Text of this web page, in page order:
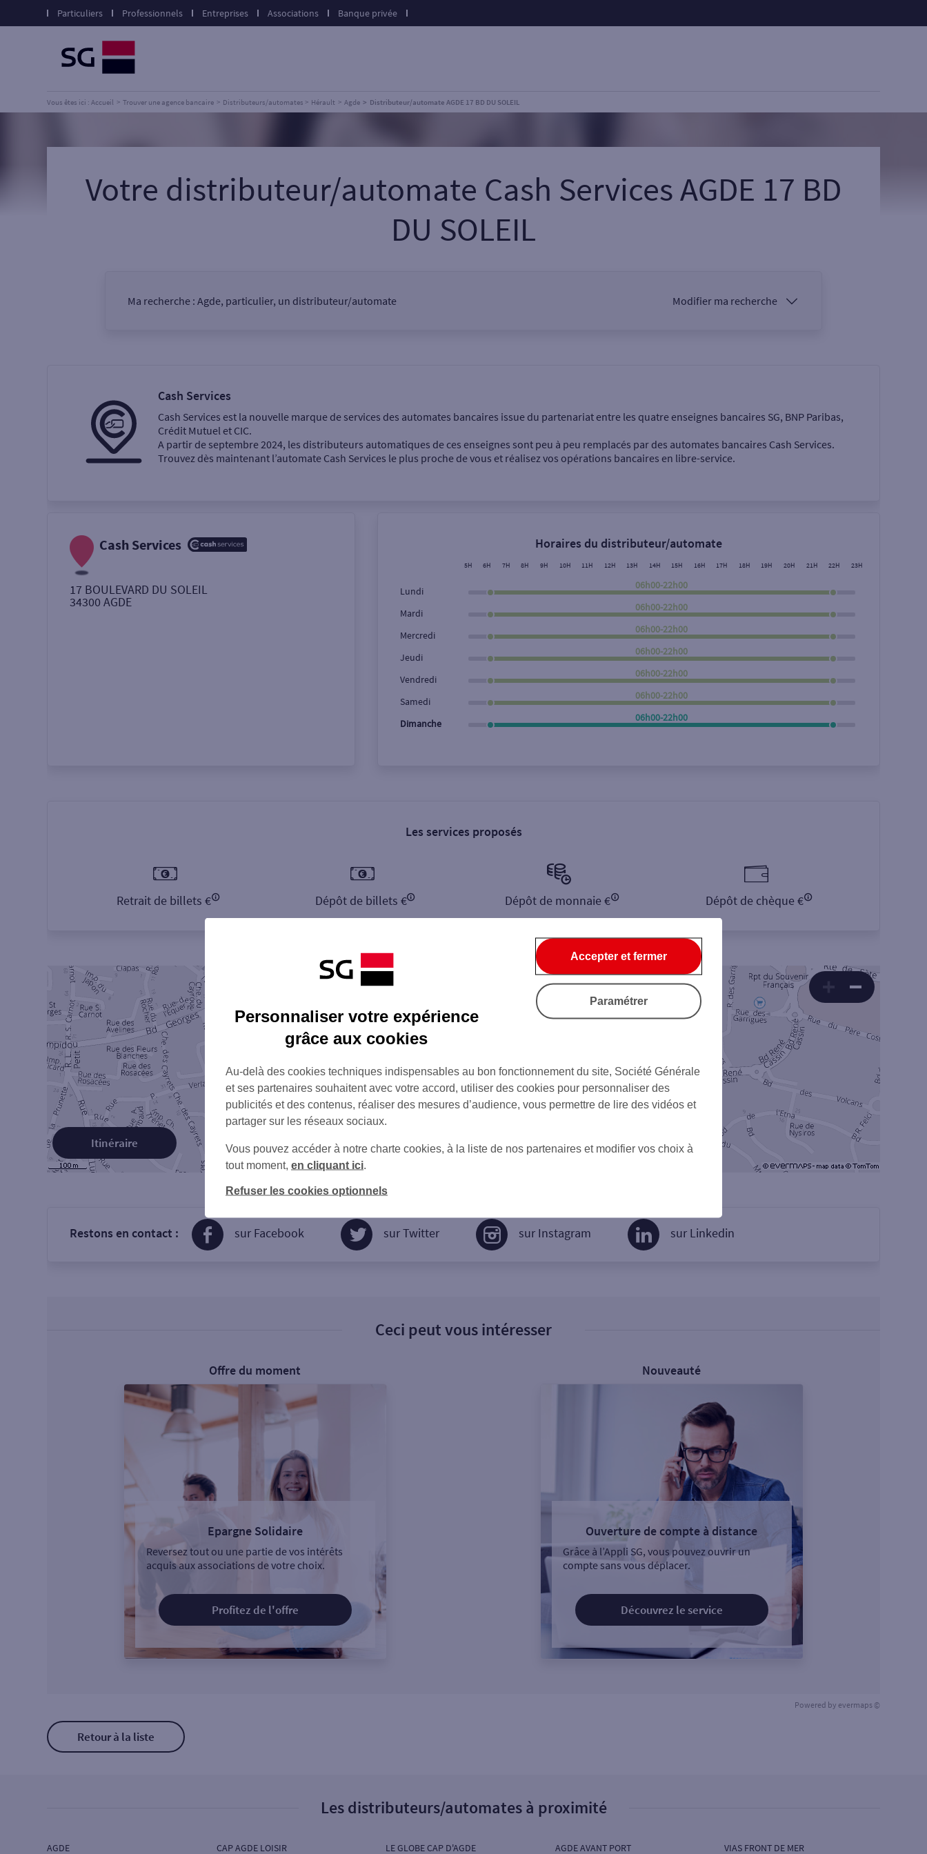
Particuliers Professionnels Entreprises Associations Banque privée
Vous êtes ici : Accueil Trouver une agence bancaire Distributeurs/automates Hérault Agde Distributeur/automate AGDE 17 BD DU SOLEIL
Votre distributeur/automate Cash Services AGDE 17 BD
DU SOLEIL
Ma recherche : Agde, particulier, un distributeur/automate Modifier ma recherche
Ma recherche
Retrait de billets €
Retrait de monnaie €
Rue Rechercher
Cash Services
Cash Services est la nouvelle marque de services des automates bancaires issue du partenariat entre les quatre enseignes bancaires SG, BNP Paribas,
Crédit Mutuel et CIC.
A partir de septembre 2024, les distributeurs automatiques de ces enseignes sont peu à peu remplacés par des automates bancaires Cash Services.
Trouvez dès maintenant l’automate Cash Services le plus proche de vous et réalisez vos opérations bancaires en libre-service.
Cash Services
17 BOULEVARD DU SOLEIL
34300 AGDE
Horaires du distributeur/automate
5H 6H 7H 8H 9H 10H 11H 12H 13H 14H 15H 16H 17H 18H 19H 20H 21H 22H 23H
Lundi
06h00-22h00
Mardi
06h00-22h00
Mercredi
06h00-22h00
Jeudi
06h00-22h00
Vendredi
06h00-22h00
Samedi
06h00-22h00
Dimanche
06h00-22h00
Les services proposés
Retrait de billets € Dépôt de billets € Dépôt de monnaie € Dépôt de chèque €
Itinéraire
Restons en contact : sur Facebook sur Twitter sur Instagram sur Linkedin
Ceci peut vous intéresser
Offre du moment
Epargne Solidaire
Reversez tout ou une partie de vos intérêts
acquis aux associations de votre choix.
Profitez de l'offre
Nouveauté
Ouverture de compte à distance
Grâce à l’Appli SG, vous pouvez ouvrir un
compte sans vous déplacer.
Découvrez le service
Powered by evermaps ©
Retour à la liste
Les distributeurs/automates à proximité
AGDE CAP AGDE LOISIR LE GLOBE CAP D'AGDE AGDE AVANT PORT VIAS FRONT DE MER
Personnaliser votre expérience
grâce aux cookies
Au-delà des cookies techniques indispensables au bon fonctionnement du site, Société Générale
et ses partenaires souhaitent avec votre accord, utiliser des cookies pour personnaliser des
publicités et des contenus, réaliser des mesures d’audience, vous permettre de lire des vidéos et
partager sur les réseaux sociaux.
Vous pouvez accéder à notre charte cookies, à la liste de nos partenaires et modifier vos choix à
tout moment, en cliquant ici
Refuser les cookies optionnels
Accepter et fermer
Paramétrer